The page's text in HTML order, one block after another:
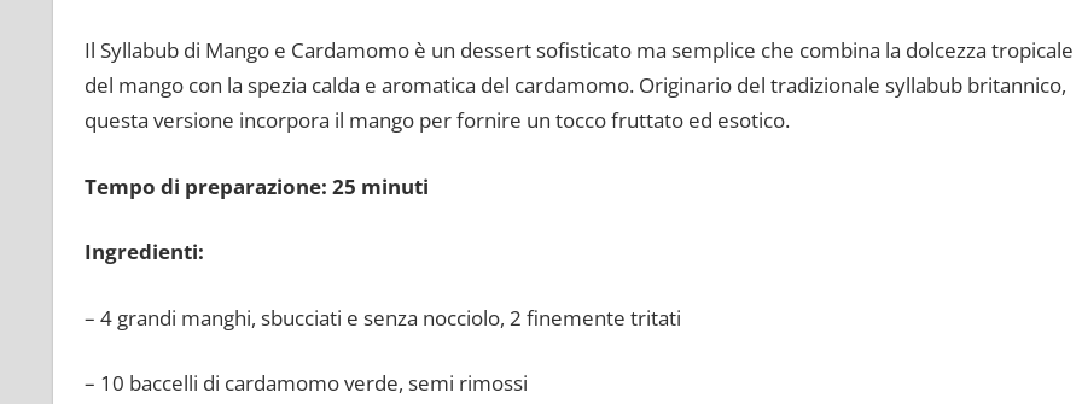
Il Syllabub di Mango e Cardamomo è un dessert sofisticato ma semplice che combina la dolcezza tropicale
del mango con la spezia calda e aromatica del cardamomo. Originario del tradizionale syllabub britannico,
questa versione incorpora il mango per fornire un tocco fruttato ed esotico.
Tempo di preparazione: 25 minuti
Ingredienti:
– 4 grandi manghi, sbucciati e senza nocciolo, 2 finemente tritati
– 10 baccelli di cardamomo verde, semi rimossi